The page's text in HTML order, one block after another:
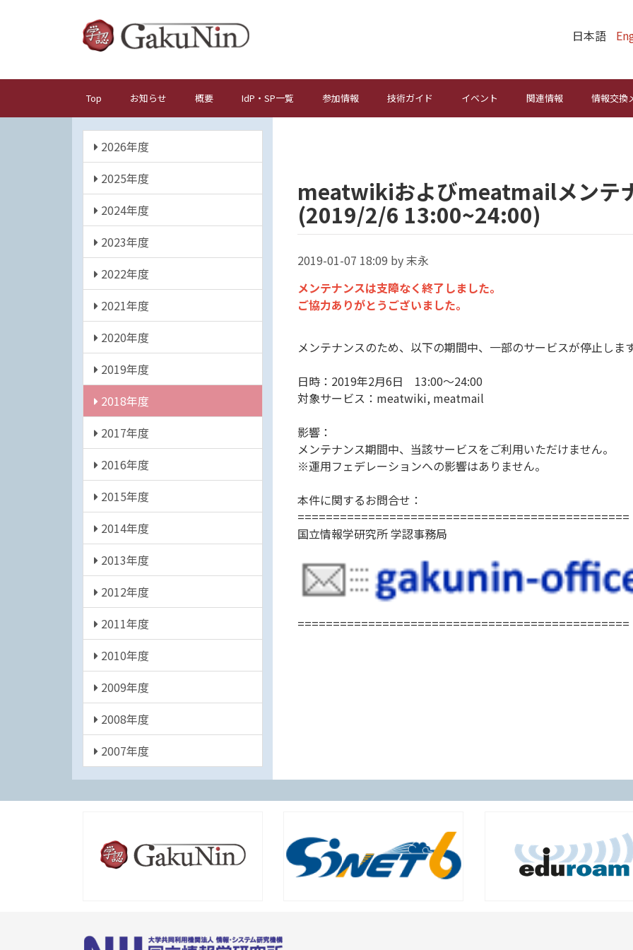
ン
日本語
メ
イ
ナ
ー
ョ
ン
Top お知らせ 概要 IdP・SP一覧 参加情報 技術ガイド イベント 関連情報 情報交換
年
度
2026年度
2025年度
2024年度
2023年度
2022年度
2021年度
2020年度
2019年度
2018年度
2017年度
2016年度
2015年度
2014年度
2013年度
2012年度
2011年度
2010年度
2009年度
2008年度
2007年度
meatwikiおよびmeatmailメンテ
(2019/2/6 13:00~24:00)
2019-01-07 18:09 by 末永
メンテナンスは支障なく終了しました。
ご協力ありがとうございました。
メンテナンスのため、以下の期間中、一部のサービスが停止しま
日時：2019年2月6日 13:00～24:00
対象サービス：meatwiki, meatmail
影響：
メンテナンス期間中、当該サービスをご利用いただけません。
※運用フェデレーションへの影響はありません。
本件に関するお問合せ：
===============================================
国立情報学研究所 学認事務局
===============================================